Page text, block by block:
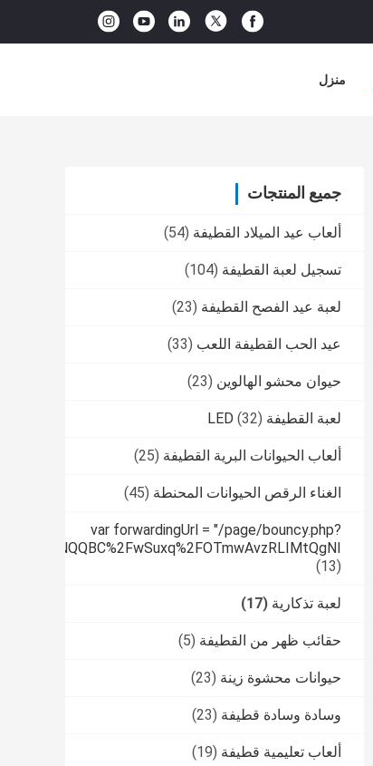
منزل
جميع المنتجات
ألعاب عيد الميلاد القطيفة (54)
تسجيل لعبة القطيفة (104)
لعبة عيد الفصح القطيفة (23)
عيد الحب القطيفة اللعب (33)
حيوان محشو الهالوين (23)
لعبة القطيفة LED (32)
ألعاب الحيوانات البرية القطيفة (25)
الغناء الرقص الحيوانات المحنطة (45)
var forwardingUrl = "/page/bouncy.php?
(13)
لعبة تذكارية (17)
حقائب ظهر من القطيفة (5)
حيوانات محشوة زينة (23)
وسادة وسادة قطيفة (23)
ألعاب تعليمية قطيفة (19)